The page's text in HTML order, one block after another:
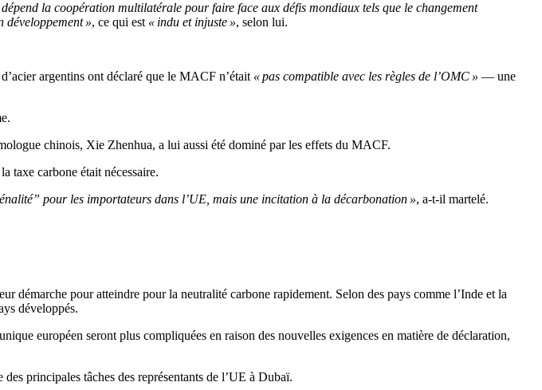
la coopération multilatérale pour faire face aux défis mondiaux tels que le changement
développement », ce qui est « indu et injuste », selon lui.
argentins ont déclaré que le MACF n’était « pas compatible avec les règles de l’OMC » — une
chinois, Xie Zhenhua, a lui aussi été dominé par les effets du MACF.
taxe carbone était nécessaire.
pour les importateurs dans l’UE, mais une incitation à la décarbonation », a-t-il martelé.
démarche pour atteindre pour la neutralité carbone rapidement. Selon des pays comme l’Inde et la
développés.
européen seront plus compliquées en raison des nouvelles exigences en matière de déclaration,
principales tâches des représentants de l’UE à Dubaï.